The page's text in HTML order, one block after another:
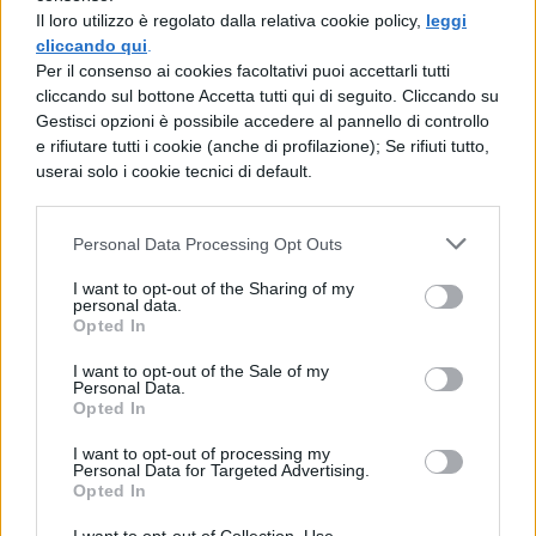
Il loro utilizzo è regolato dalla relativa cookie policy, leggi
cliccando qui
Per il consenso ai cookies facoltativi puoi accettarli tutti
cliccando sul bottone Accetta tutti qui di seguito. Cliccando su
Gestisci opzioni è possibile accedere al pannello di controllo
e rifiutare tutti i cookie (anche di profilazione); Se rifiuti tutto,
userai solo i cookie tecnici di default.
Personal Data Processing Opt Outs
I want to opt-out of the Sharing of my
personal data.
Opted In
I want to opt-out of the Sale of my
Personal Data.
Opted In
I want to opt-out of processing my
Personal Data for Targeted Advertising.
Opted In
tutte la stessa quantità di essere e di bene .
Fermarsi agli esseri-beni inferiori senza
cercare quelli superiori , cioè anteporre i
primi ai secondi come oggetto della nostra
volontà , questo é il male morale ( vedi
Plotino e Agostino ) ; ad esempio , mettersi
a fare 2 + 2 non é un male , ma per un
matematico che abbia raggiunto la
conoscenza delle equazioni di secondo
grado , mettersi a fare 2 + 2 anzichè calcoli
complessi é un male perchè significa
discapito di qualcosa di superiore . Anche